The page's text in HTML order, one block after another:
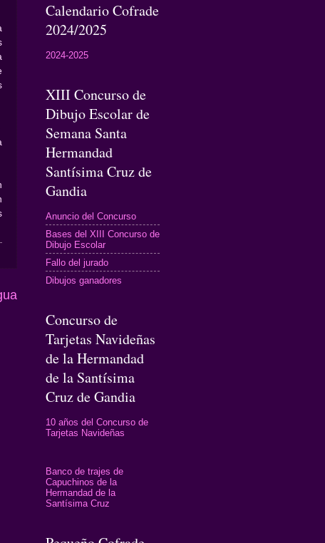
Calendario Cofrade
2024/2025
2024-2025
XIII Concurso de
Dibujo Escolar de
Semana Santa
Hermandad
Santísima Cruz de
Gandia
Anuncio del Concurso
Bases del XIII Concurso de
Dibujo Escolar
Fallo del jurado
Dibujos ganadores
Concurso de
Tarjetas Navideñas
de la Hermandad
de la Santísima
Cruz de Gandia
10 años del Concurso de
Tarjetas Navideñas
Banco de trajes de
Capuchinos de la
Hermandad de la
Santísima Cruz